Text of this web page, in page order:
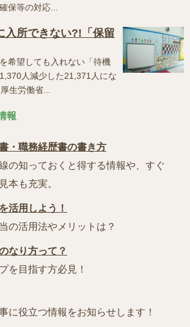
保等の対応...
入所できない?!「保留
希望しても入れない「待機
人減少した21,371人にな
生労働省...
報
・職務経歴書の書き方
の知っておくと得する情報や、すぐ
本も充実。
活用しよう！
の活用法やメリットは？
なり方って？
を目指す方必見！
に役立つ情報をお知らせします！